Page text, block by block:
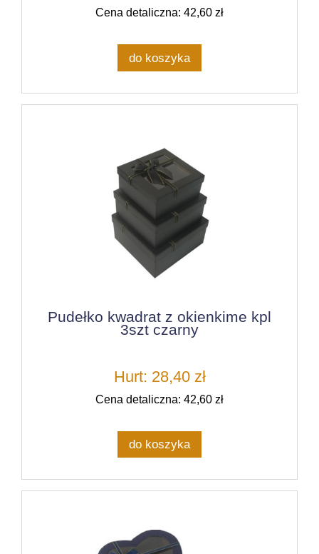
Cena detaliczna: 42,60 zł
do koszyka
Pudełko kwadrat z okienkime kpl
3szt czarny
Hurt: 28,40 zł
Cena detaliczna: 42,60 zł
do koszyka